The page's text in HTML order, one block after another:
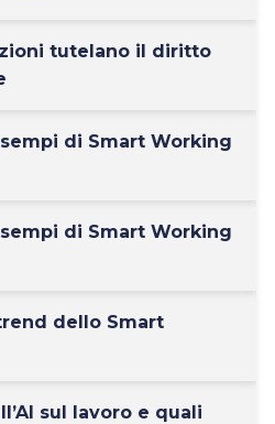
tutelano il diritto
di Smart Working
di Smart Working
dello Smart
sul lavoro e quali